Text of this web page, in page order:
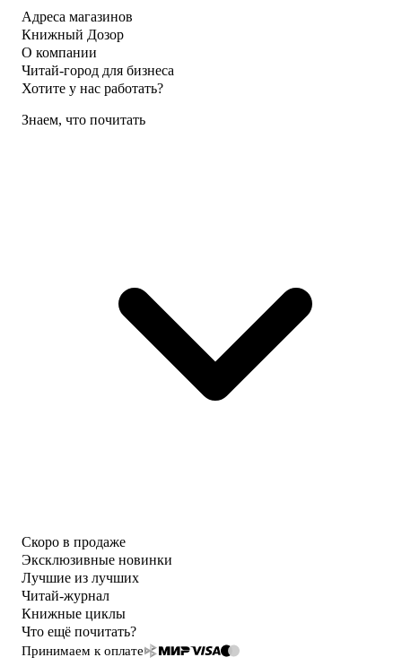
Адреса магазинов
Книжный Дозор
О компании
Читай-город для бизнеса
Хотите у нас работать?
Знаем, что почитать
Скоро в продаже
Эксклюзивные новинки
Лучшие из лучших
Читай-журнал
Книжные циклы
Что ещё почитать?
Принимаем к оплате